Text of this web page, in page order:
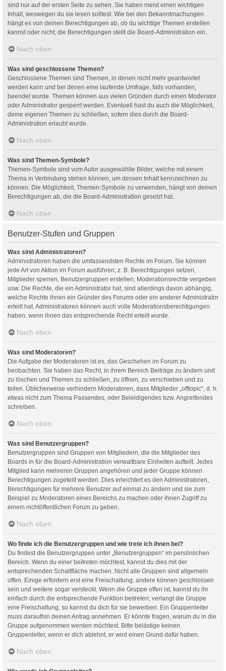
sind nur auf der ersten Seite zu sehen. Sie haben meist einen wichtigen
Inhalt, weswegen du sie lesen solltest. Wie bei den Bekanntmachungen
hängt es von deinen Berechtigungen ab, ob du wichtige Themen erstellen
kannst oder nicht; die Berechtigungen stellt die Board-Administration ein.
Nach oben
Was sind geschlossene Themen?
Geschlossene Themen sind Themen, in denen nicht mehr geantwortet
werden kann und bei denen eine laufende Umfrage, falls vorhanden,
beendet wurde. Themen können aus vielen Gründen durch einen Moderator
oder Administrator gesperrt werden. Eventuell hast du auch die Möglichkeit,
deine eigenen Themen zu schließen, sofern dies durch die Board-
Administration erlaubt wurde.
Nach oben
Was sind Themen-Symbole?
Themen-Symbole sind vom Autor ausgewählte Bilder, welche mit einem
Thema in Verbindung stehen können, um dessen Inhalt kennzeichnen zu
können. Die Möglichkeit, Themen-Symbole zu verwenden, hängt von deinen
Berechtigungen ab, die die Board-Administration gesetzt hat.
Nach oben
Benutzer-Stufen und Gruppen
Was sind Administratoren?
Administratoren haben die umfassendsten Rechte im Forum. Sie können
jede Art von Aktion im Forum ausführen; z. B. Berechtigungen setzen,
Mitglieder sperren, Benutzergruppen erstellen, Moderationsrechte vergeben
usw. Die Rechte, die ein Administrator hat, sind allerdings davon abhängig,
welche Rechte ihnen ein Gründer des Forums oder ein anderer Administrator
erteilt hat. Administratoren können auch volle Moderationsberechtigungen
haben, wenn ihnen das entsprechende Recht erteilt wurde.
Nach oben
Was sind Moderatoren?
Die Aufgabe der Moderatoren ist es, das Geschehen im Forum zu
beobachten. Sie haben das Recht, in ihrem Bereich Beiträge zu ändern und
zu löschen und Themen zu schließen, zu öffnen, zu verschieben und zu
teilen. Üblicherweise verhindern Moderatoren, dass Mitglieder „offtopic“, d. h.
etwas nicht zum Thema Passendes, oder Beleidigendes bzw. Angreifendes
schreiben.
Nach oben
Was sind Benutzergruppen?
Benutzergruppen sind Gruppen von Mitgliedern, die die Mitglieder des
Boards in für die Board-Administration verwaltbare Einheiten aufteilt. Jedes
Mitglied kann mehreren Gruppen angehören und jeder Gruppe können
Berechtigungen zugeteilt werden. Dies erleichtert es den Administratoren,
Berechtigungen für mehrere Benutzer auf einmal zu ändern und sie zum
Beispiel zu Moderatoren eines Bereichs zu machen oder ihnen Zugriff zu
einem nichtöffentlichen Forum zu geben.
Nach oben
Wo finde ich die Benutzergruppen und wie trete ich ihnen bei?
Du findest die Benutzergruppen unter „Benutzergruppen“ im persönlichen
Bereich. Wenn du einer beitreten möchtest, kannst du dies mit der
entsprechenden Schaltfläche machen. Nicht alle Gruppen sind allgemein
offen. Einige erfordern erst eine Freischaltung, andere können geschlossen
sein und weitere sogar versteckt. Wenn die Gruppe offen ist, kannst du ihr
einfach durch die entsprechende Funktion beitreten; verlangt die Gruppe
eine Freischaltung, so kannst du dich für sie bewerben. Ein Gruppenleiter
muss daraufhin deinen Antrag annehmen. Er könnte fragen, warum du in die
Gruppe aufgenommen werden möchtest. Bitte belästige keinen
Gruppenleiter, wenn er dich ablehnt, er wird einen Grund dafür haben.
Nach oben